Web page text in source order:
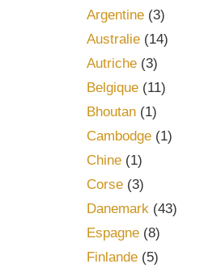
Argentine(3)
Australie(14)
Autriche(3)
Belgique(11)
Bhoutan(1)
Cambodge(1)
Chine(1)
Corse(3)
Danemark(43)
Espagne(8)
Finlande(5)